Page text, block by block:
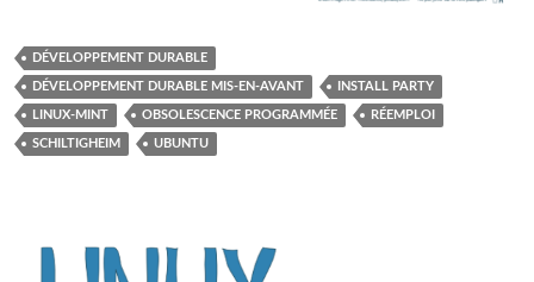
DÉVELOPPEMENT DURABLE
DÉVELOPPEMENT DURABLE MIS-EN-AVANT INSTALL PARTY
LINUX-MINT OBSOLESCENCE PROGRAMMÉE RÉEMPLOI
SCHILTIGHEIM UBUNTU